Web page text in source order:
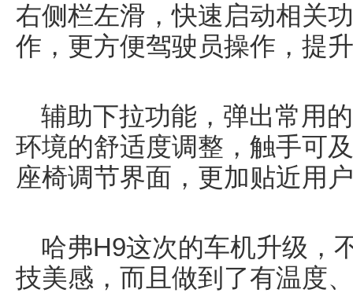
右侧栏左滑，快速启动相关
作，更方便驾驶员操作，提
辅助下拉功能，弹出常用
环境的舒适度调整，触手可
座椅调节界面，更加贴近用
哈弗H9这次的车机升级，
技美感，而且做到了有温度